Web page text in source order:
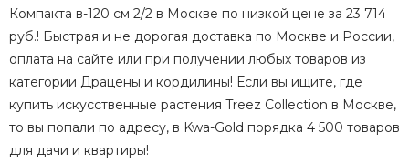
Компакта в-120 см 2/2 в Москве по низкой цене за 23 714
руб.! Быстрая и не дорогая доставка по Москве и России,
оплата на сайте или при получении любых товаров из
категории Драцены и кордилины! Если вы ищите, где
купить искусственные растения Treez Collection в Москве,
то вы попали по адресу, в Kwa-Gold порядка 4 500 товаров
для дачи и квартиры!